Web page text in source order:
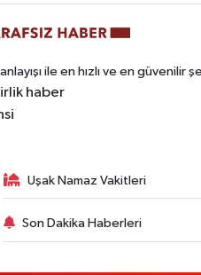
ile en hızlı ve en güvenilir
Uşak Namaz Vakitleri
Son Dakika Haberleri